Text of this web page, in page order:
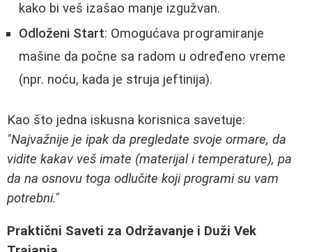
kako bi veš izašao manje izgužvan.
Odloženi Start: Omogućava programiranje
mašine da počne sa radom u određeno vreme
(npr. noću, kada je struja jeftinija).
Kao što jedna iskusna korisnica savetuje:
"Najvažnije je ipak da pregledate svoje ormare, da
vidite kakav veš imate (materijal i temperature), pa
da na osnovu toga odlučite koji programi su vam
potrebni."
Praktični Saveti za Održavanje i Duži Vek